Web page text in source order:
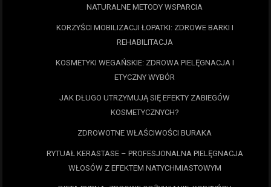
NATURALNE METODY WSPARCIA
KORZYŚCI MOBILIZACJI ŁOPATKI: ZDROWE BARKI I
REHABILITACJA
KOSMETYKI WEGAŃSKIE: ZDROWA PIELĘGNACJA I
ETYCZNY WYBÓR
JAK DŁUGO UTRZYMUJĄ SIĘ EFEKTY ZABIEGÓW
KOSMETYCZNYCH?
ZDROWOTNE WŁAŚCIWOŚCI BURAKA
RYTUAŁ KERASTASE – PROFESJONALNA PIELĘGNACJA
WŁOSÓW Z EFEKTEM NATYCHMIASTOWYM